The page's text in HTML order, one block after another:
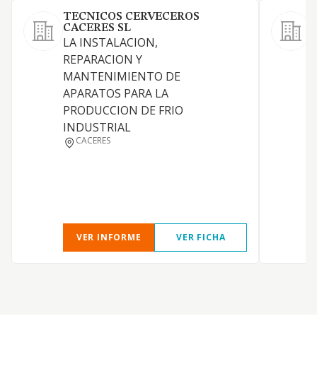
TECNICOS CERVECEROS
CACERES SL
LA INSTALACION,
REPARACION Y
MANTENIMIENTO DE
APARATOS PARA LA
PRODUCCION DE FRIO
INDUSTRIAL
CACERES
VER INFORME VER FICHA